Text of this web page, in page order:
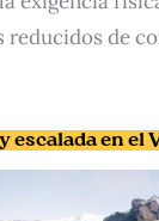
reducidos de
escalada en el